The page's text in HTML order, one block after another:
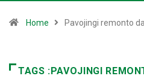
Home Pavojingi remonto
TAGS :PAVOJINGI